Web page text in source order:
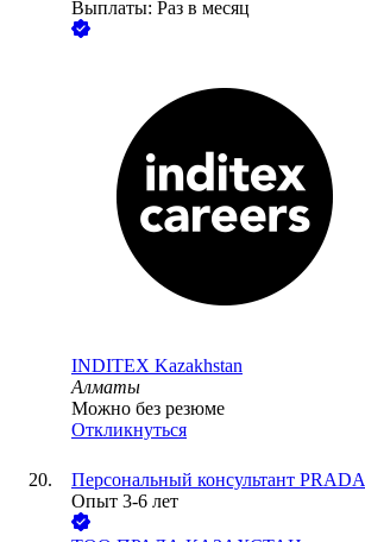
Выплаты: Раз в месяц
INDITEX Kazakhstan
Алматы
Можно без резюме
Откликнуться
Персональный консультант PRADA
Опыт 3-6 лет